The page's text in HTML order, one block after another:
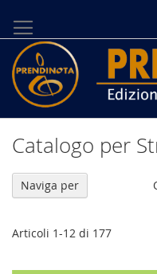
al
contenuto
Catalogo per
Articoli 1-12 di 177
Naviga per